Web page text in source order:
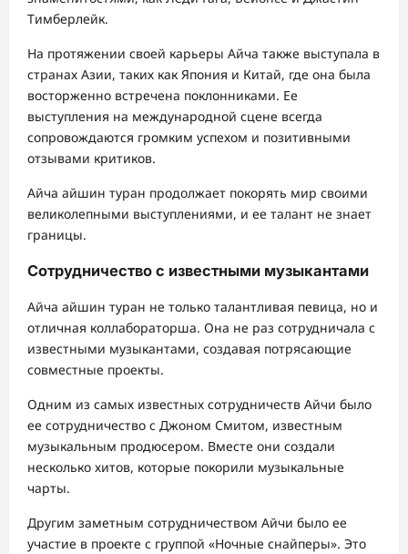
Тимберлейк.
На протяжении своей карьеры Айча также выступала в
странах Азии, таких как Япония и Китай, где она была
восторженно встречена поклонниками. Ее
выступления на международной сцене всегда
сопровождаются громким успехом и позитивными
отзывами критиков.
Айча айшин туран продолжает покорять мир своими
великолепными выступлениями, и ее талант не знает
границы.
Сотрудничество с известными музыкантами
Айча айшин туран не только талантливая певица, но и
отличная коллабораторша. Она не раз сотрудничала с
известными музыкантами, создавая потрясающие
совместные проекты.
Одним из самых известных сотрудничеств Айчи было
ее сотрудничество с Джоном Смитом, известным
музыкальным продюсером. Вместе они создали
несколько хитов, которые покорили музыкальные
чарты.
Другим заметным сотрудничеством Айчи было ее
участие в проекте с группой «Ночные снайперы». Это